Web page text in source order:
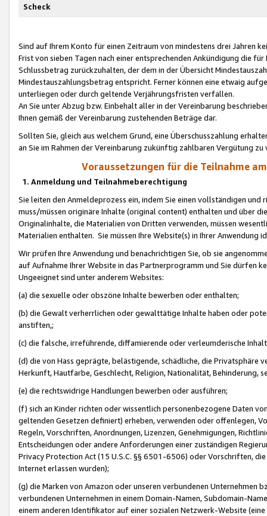
Scheck
Sind auf Ihrem Konto für einen Zeitraum von mindestens drei Jahren
Frist von sieben Tagen nach einer entsprechenden Ankündigung die
Schlussbetrag zurückzuhalten, der dem in der Übersicht
Mindestauszahlungsbetrag entspricht. Ferner können eine etwaig
unterliegen oder durch geltende Verjährungsfristen verfallen.
An Sie unter Abzug bzw. Einbehalt aller in der Vereinbarung
Ihnen gemäß der Vereinbarung zustehenden Beträge dar.
Sollten Sie, gleich aus welchem Grund, eine Überschusszahlung
an Sie im Rahmen der Vereinbarung zukünftig zahlbaren Vergütung zu
Voraussetzungen für die Teilnahme
1. Anmeldung und Teilnahmeberechtigung
Sie leiten den Anmeldeprozess ein, indem Sie einen vollständigen
muss/müssen originäre Inhalte (original content) enthalten und über
Originalinhalte, die Materialien von Dritten verwenden, müssen
Materialien enthalten. Sie müssen Ihre Website(s) in Ihrer Anwendung
Wir prüfen Ihre Anwendung und benachrichtigen Sie, ob sie
auf Aufnahme Ihrer Website in das Partnerprogramm und Sie dürfen
Ungeeignet sind unter anderem Websites:
(a) die sexuelle oder obszöne Inhalte bewerben oder enthalten;
(b) die Gewalt verherrlichen oder gewalttätige Inhalte haben oder
anstiften,;
(c) die falsche, irreführende, diffamierende oder verleumderische
(d) die von Hass geprägte, belästigende, schädliche, die Privatsphäre
Herkunft, Hautfarbe, Geschlecht, Religion, Nationalität, Behinderung,
(e) die rechtswidrige Handlungen bewerben oder ausführen;
(f) sich an Kinder richten oder wissentlich personenbezogene Daten
geltenden Gesetzen definiert) erheben, verwenden oder offenlegen,
Regeln, Vorschriften, Anordnungen, Lizenzen, Genehmigungen,
Entscheidungen oder andere Anforderungen einer zuständigen
Privacy Protection Act (15 U.S.C. §§ 6501-6506) oder Vorschriften,
Internet erlassen wurden);
(g) die Marken von Amazon oder unseren verbundenen Unternehmen
verbundenen Unternehmen in einem Domain-Namen, Subdomain-
einem anderen Identifikator auf einer sozialen Netzwerk-Website